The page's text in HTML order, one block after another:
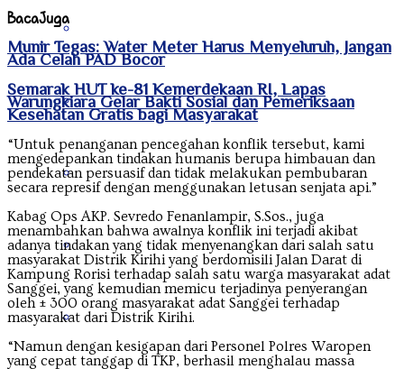
Kepulauan Riau
Lampung
Maluku
Nanggroe Aceh Darussalam
BacaJuga
Munir Tegas: Water Meter Harus Menyeluruh, Jangan
Ada Celah PAD Bocor
Semarak HUT ke-81 Kemerdekaan RI, Lapas
Warungkiara Gelar Bakti Sosial dan Pemeriksaan
Kesehatan Gratis bagi Masyarakat
“Untuk penanganan pencegahan konflik tersebut, kami
mengedepankan tindakan humanis berupa himbauan dan
pendekatan persuasif dan tidak melakukan pembubaran
secara represif dengan menggunakan letusan senjata api.”
Kabag Ops AKP. Sevredo Fenanlampir, S.Sos., juga
menambahkan bahwa awalnya konflik ini terjadi akibat
adanya tindakan yang tidak menyenangkan dari salah satu
masyarakat Distrik Kirihi yang berdomisili Jalan Darat di
Kampung Rorisi terhadap salah satu warga masyarakat adat
Sanggei, yang kemudian memicu terjadinya penyerangan
oleh ± 300 orang masyarakat adat Sanggei terhadap
masyarakat dari Distrik Kirihi.
“Namun dengan kesigapan dari Personel Polres Waropen
yang cepat tanggap di TKP, berhasil menghalau massa